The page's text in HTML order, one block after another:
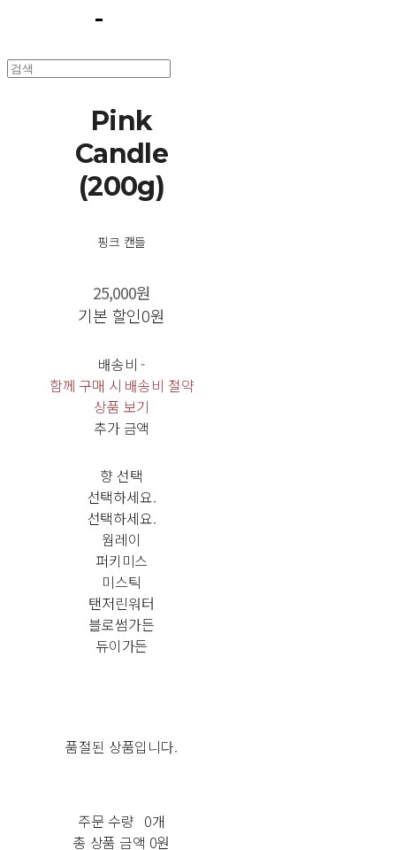
Pink
Candle
(200g)
핑크 캔들
25,000원
기본 할인0원
배송비-
함께 구매 시 배송비 절약
상품 보기
추가 금액
향 선택
선택하세요.
선택하세요.
웜레이
퍼키미스
미스틱
탠저린워터
블로썸가든
듀이가든
품절된 상품입니다.
주문 수량 0개
총 상품 금액 0원